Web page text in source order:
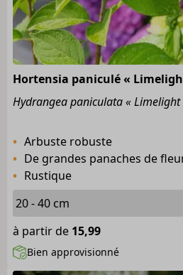
Hortensia paniculé «
Hydrangea paniculata « Limelight
Arbuste robuste
De grandes panaches de
Rustique
à partir de 15,99
Bien approvisionné